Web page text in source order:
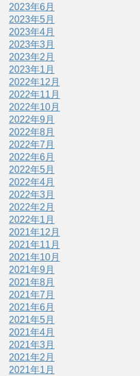
2023年6月
2023年5月
2023年4月
2023年3月
2023年2月
2023年1月
2022年12月
2022年11月
2022年10月
2022年9月
2022年8月
2022年7月
2022年6月
2022年5月
2022年4月
2022年3月
2022年2月
2022年1月
2021年12月
2021年11月
2021年10月
2021年9月
2021年8月
2021年7月
2021年6月
2021年5月
2021年4月
2021年3月
2021年2月
2021年1月